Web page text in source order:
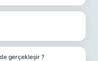
gerçekleşir ?